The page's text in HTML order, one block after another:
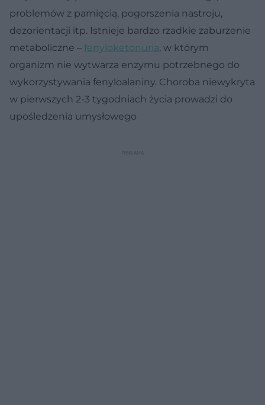
problemów z pamięcią, pogorszenia nastroju,
dezorientacji itp. Istnieje bardzo rzadkie zaburzenie
metaboliczne – fenyloketonuria, w którym
organizm nie wytwarza enzymu potrzebnego do
wykorzystywania fenyloalaniny. Choroba niewykryta
w pierwszych 2-3 tygodniach życia prowadzi do
upośledzenia umysłowego